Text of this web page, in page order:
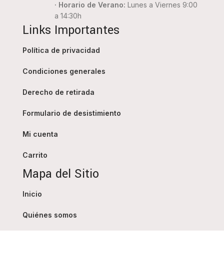
· Horario de Verano: Lunes a Viernes 9:00
a 14:30h
Links Importantes
Política de privacidad
Condiciones generales
Derecho de retirada
Formulario de desistimiento
Mi cuenta
Carrito
Mapa del Sitio
Inicio
Quiénes somos